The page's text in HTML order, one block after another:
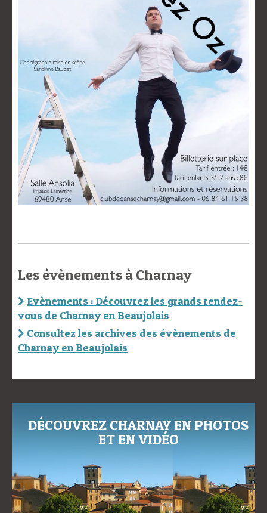
Les évènements à Charnay
Evènements : Découvrez les grands rendez-
vous de Charnay en Beaujolais
Consultez les archives des évènements de
Charnay en Beaujolais
DÉCOUVREZ CHARNAY EN PHOTOS
ET EN VIDÉO